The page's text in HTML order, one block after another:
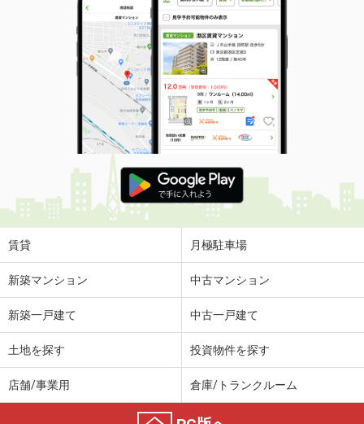
賃貸 月極駐車場
新築マンション 中古マンション
新築一戸建て 中古一戸建て
土地を探す 投資物件を探す
店舗/事業用 倉庫/トランクルーム